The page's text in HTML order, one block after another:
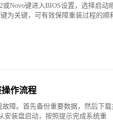
Novo键进入BIOS设置，选择启动
为关键，可有效保障重装过程的顺
作流程
障。首先备份重要数据，然后下载
安装盘启动，按照提示完成系统重